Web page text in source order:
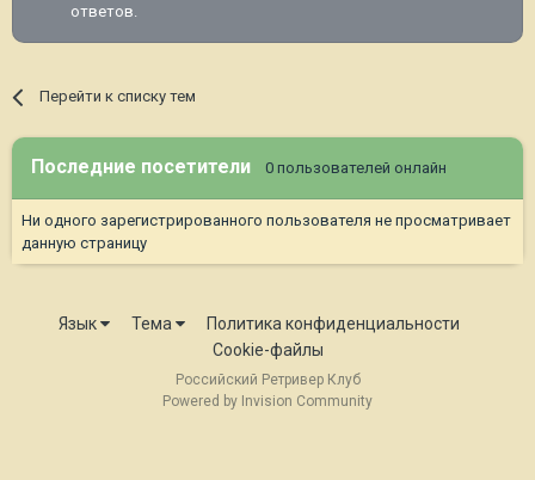
ответов.
Перейти к списку тем
Последние посетители 0 пользователей онлайн
Ни одного зарегистрированного пользователя не просматривает
данную страницу
Язык Тема
Политика конфиденциальности
Cookie-файлы
Российский Ретривер Клуб
Powered by Invision Community